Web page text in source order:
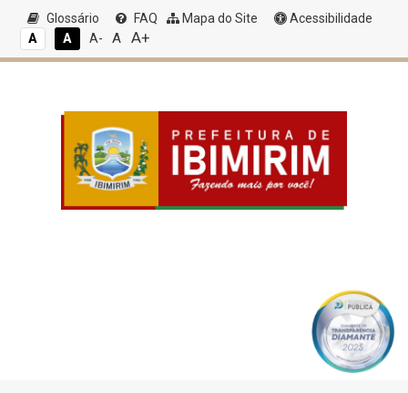
Glossário FAQ Mapa do Site
Acessibilidade
A
A A- A A+